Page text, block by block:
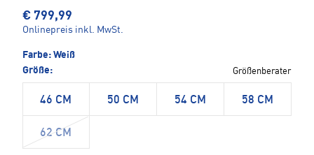
€ 799,99
Onlinepreis inkl. MwSt.
Farbe: Weiß
Größe:
Größenberater
46 CM 50 CM 54 CM 58 CM
62 CM